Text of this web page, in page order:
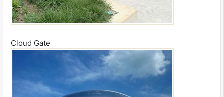
Cloud Gate